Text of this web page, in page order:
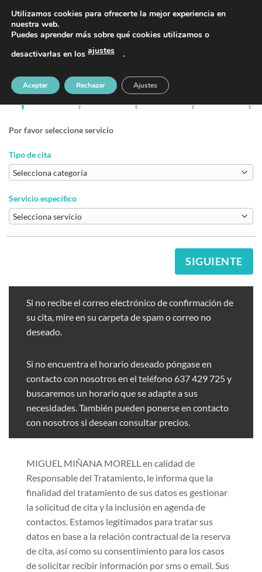
contenido
PIDE TU CITA AL TELÉFONO 637 42 97 25
Pide tu cita previa
Por favor seleccione servicio
Tipo de cita
Servicio específico
SIGUIENTE
Si no recibe el correo electrónico de confirmación de
su cita, mire en su carpeta de spam o correo no
deseado.
Si no encuentra el horario deseado póngase en
contacto con nosotros en el teléfono 637 429 725 y
buscaremos un horario que se adapte a sus
necesidades. También pueden ponerse en contacto
con nosotros si desean consultar precios.
MIGUEL MIÑANA MORELL en calidad de
Responsable del Tratamiento, le informa que la
finalidad del tratamiento de sus datos es gestionar
la solicitud de cita y la inclusión en agenda de
contactos. Estamos legitimados para tratar sus
datos en base a la relación contractual de la reserva
de cita, así como su consentimiento para los casos
de solicitar recibir información por sms o email. Sus
Utilizamos cookies para ofrecerte la mejor experiencia en
nuestra web.
Puedes aprender más sobre qué cookies utilizamos o
desactivarlas en los ajustes .
Aceptar Rechazar Ajustes